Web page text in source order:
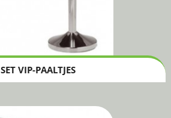
SET VIP-PAALTJES